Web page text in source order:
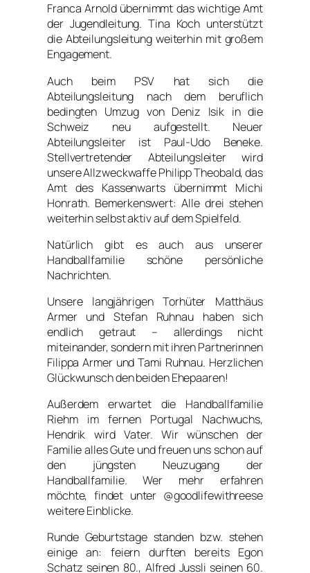
Franca Arnold übernimmt das wichtige Amt
der Jugendleitung. Tina Koch unterstützt
die Abteilungsleitung weiterhin mit großem
Engagement.
Auch beim PSV hat sich die
Abteilungsleitung nach dem beruflich
bedingten Umzug von Deniz Isik in die
Schweiz neu aufgestellt. Neuer
Abteilungsleiter ist Paul-Udo Beneke.
Stellvertretender Abteilungsleiter wird
unsere Allzweckwaffe Philipp Theobald, das
Amt des Kassenwarts übernimmt Michi
Honrath. Bemerkenswert: Alle drei stehen
weiterhin selbst aktiv auf dem Spielfeld.
Natürlich gibt es auch aus unserer
Handballfamilie schöne persönliche
Nachrichten.
Unsere langjährigen Torhüter Matthäus
Armer und Stefan Ruhnau haben sich
endlich getraut – allerdings nicht
miteinander, sondern mit ihren Partnerinnen
Filippa Armer und Tami Ruhnau. Herzlichen
Glückwunsch den beiden Ehepaaren!
Außerdem erwartet die Handballfamilie
Riehm im fernen Portugal Nachwuchs,
Hendrik wird Vater. Wir wünschen der
Familie alles Gute und freuen uns schon auf
den jüngsten Neuzugang der
Handballfamilie. Wer mehr erfahren
möchte, findet unter @goodlifewithreese
weitere Einblicke.
Runde Geburtstage standen bzw. stehen
einige an: feiern durften bereits Egon
Schatz seinen 80., Alfred Jussli seinen 60.